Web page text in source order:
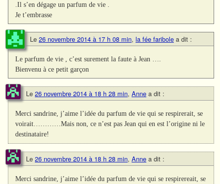
.Il s’en dégage un parfum de vie .
Je t’embrasse
Le 26 novembre 2014 à 17 h 08 min, la fée faribole a dit :
Le parfum de vie , c’est surement la faute à Jean ….
Bienvenu à ce petit garçon
Le 26 novembre 2014 à 18 h 28 min, Anne a dit :
Merci sandrine, j’aime l’idée du parfum de vie qui se respirerait, se
voirait…………Mais non, ce n’est pas Jean qui en est l’origine ni le
destinataire!
Le 26 novembre 2014 à 18 h 28 min, Anne a dit :
Merci sandrine, j’aime l’idée du parfum de vie qui se respirereait, se